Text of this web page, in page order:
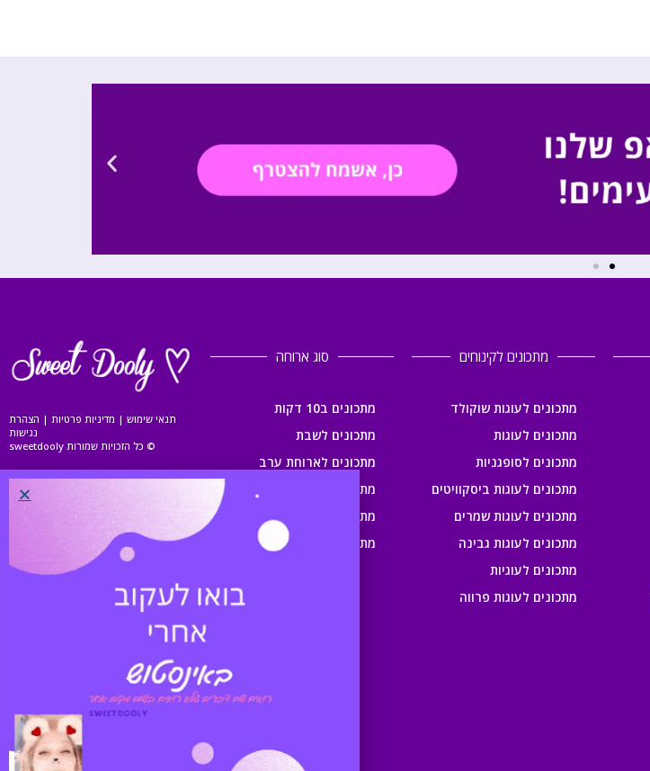
מתכונים לקינוחים
מתכונים לעוגות שוקולד
מתכונים לעוגות
מתכונים לסופגניות
מתכונים לעוגות ביסקוויטים
מתכונים לעוגות שמרים
מתכונים לעוגות גבינה
מתכונים לעוגיות
מתכונים לעוגות פרווה
סוג ארוחה
מתכונים ב10 דקות
מתכונים לשבת
מתכונים לארוחת ערב
מתכונים לארוחת צהריים
מתכונים לארוחת בוקר
מתכונים לילדים
תנאי שימוש| מדיניות פרטיות| הצהרת
נגישות
© כל הזכויות שמורות sweetdooly